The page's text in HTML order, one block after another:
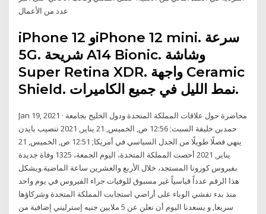
عدد من الأعمال
iPhone 12 وiPhone 12 mini. سرعة
5G. شريحة A14 Bionic. وشاشة
Super Retina XDR. واجهة Ceramic
Shield. نمط الليل في جميع الكاميرات.
Jan 19, 2021 · محاضرة حول علاقات المملكة المتحدة ودول الخليج بجامعة
حمدبن خليفة السبت; 12:56 ص, الخميس, 21 يناير, 2021 تنصيب بايدن
ينهي فصلًا طويلًا من الجدل السياسي في أمريكا; 12:51 ص, الخميس, 21
يناير, 2021 أحصت المملكة المتحدة، اليوم الجمعة، 1325 وفاة جديدة
بفيروس كورونا المستجد، خلال الأربع والعشرين ساعة الماضية.ويشكل
هذا الرقم عدداً قياسياً غير مسبوق للوفيات جراء الفيروس في يوم واحد
منذ بدء تفشي الوباء على أراضي استجابت المملكة المتحدة وشركاؤها
سريعا, و يسعدنا اليوم أن نعلن عن 5 ملايين جنيه إسترليني إضافية من